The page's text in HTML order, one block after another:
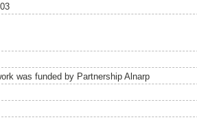
was funded by Partnership Alnarp